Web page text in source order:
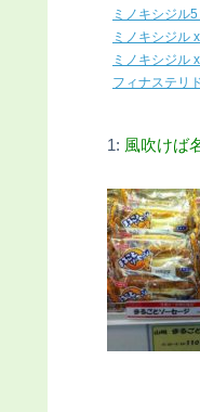
ミノキシジル
ミノキシジル
ミノキシジル
フィナステリ
1: 風吹けば